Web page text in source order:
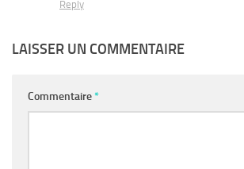
Reply
LAISSER UN COMMENTAIRE
Commentaire*